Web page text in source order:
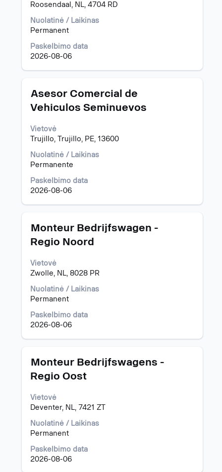
Roosendaal, NL, 4704 RD
Nuolatinė / Laikinas
Permanent
Paskelbimo data
2026-08-06
pareigybę,
pasirinkite
spausdami
klavišą.
Pavadinimas
Asesor Comercial de
Vehiculos Seminuevos
Vietovė
Trujillo, Trujillo, PE, 13600
Nuolatinė / Laikinas
Permanente
Paskelbimo data
2026-08-06
Norėdami
visą
apie
pareigybę,
pasirinkite
spausdami
klavišą.
Pavadinimas
Monteur Bedrijfswagen -
Regio Noord
Vietovė
Zwolle, NL, 8028 PR
Nuolatinė / Laikinas
Permanent
Paskelbimo data
2026-08-06
Norėdami
visą
apie
pareigybę,
pasirinkite
spausdami
klavišą.
Pavadinimas
Monteur Bedrijfswagens -
Regio Oost
Vietovė
Deventer, NL, 7421 ZT
Nuolatinė / Laikinas
Permanent
Paskelbimo data
2026-08-06
Norėdami
visą
apie
pareigybę,
pasirinkite
spausdami
klavišą.